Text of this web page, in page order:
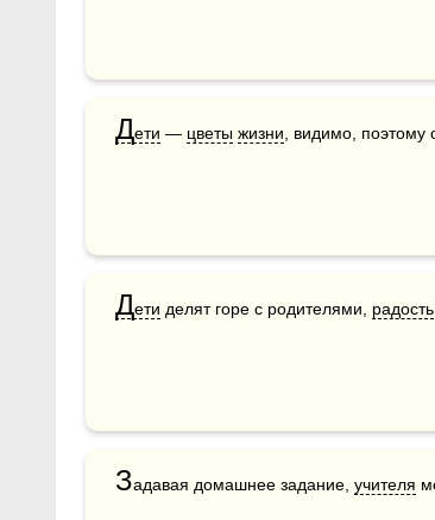
Дети — цветы жизни , видимо, поэтому
Дети делят горе с родителями, радость
Задавая домашнее задание, учителя